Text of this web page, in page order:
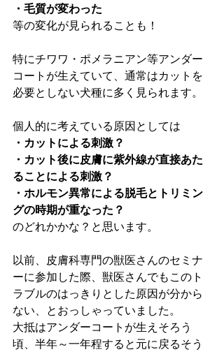
・毛質が変わった
等の変化が見られることも！
特にチワワ・ポメラニアン等アンダー
コートが生えていて、通常はカットを
必要としない犬種に多く見られます。
個人的に考えている原因としては
・カットによる刺激？
・カット後に皮膚に紫外線が直接あた
ることによる刺激？
・ホルモン異常による脱毛とトリミン
グの時期が重なった？
のどれかかな？と思います。
以前、皮膚科専門の獣医さんのセミナ
ーに参加した際、獣医さんでもこのト
ラブルのはっきりとした原因が分から
ない、とおっしゃっていました。
大抵はアンダーコートが生えそろう
頃、半年～一年程すると元に戻るそう